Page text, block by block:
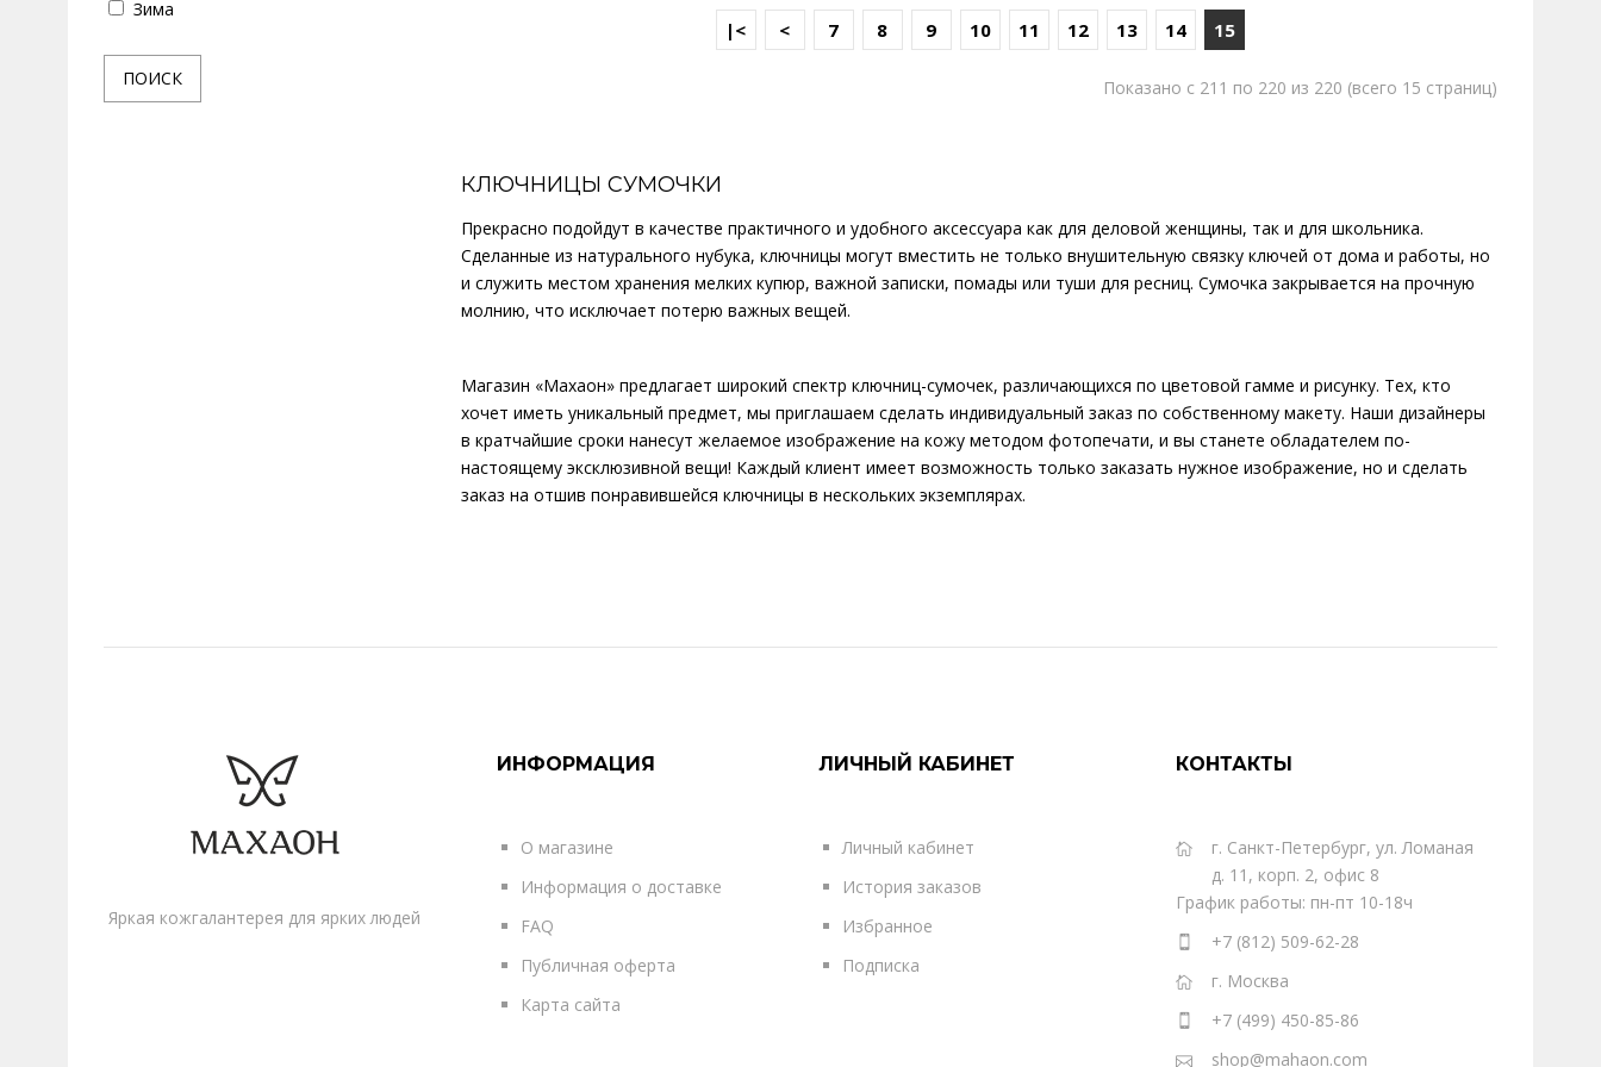
Серый
Черный
Желтый
Зима
ПОИСК
Художник Дмитрий Кустанович, живет и работает в Санкт-Петербурге. Является
1595р.
Основноенаправление - созд..
1595р.
|< < 7 8 9 10 11 12 13 14 15
Показано с 211 по 220 из 220 (всего 15 страниц)
КЛЮЧНИЦЫ СУМОЧКИ
Прекрасно подойдут в качестве практичного и удобного аксессуара как для деловой женщины, так и для школьника.
Сделанные из натурального нубука, ключницы могут вместить не только внушительную связку ключей от дома и работы, но
и служить местом хранения мелких купюр, важной записки, помады или туши для ресниц. Сумочка закрывается на прочную
молнию, что исключает потерю важных вещей.
Магазин «Махаон» предлагает широкий спектр ключниц-сумочек, различающихся по цветовой гамме и рисунку. Тех, кто
хочет иметь уникальный предмет, мы приглашаем сделать индивидуальный заказ по собственному макету. Наши дизайнеры
в кратчайшие сроки нанесут желаемое изображение на кожу методом фотопечати, и вы станете обладателем по-
настоящему эксклюзивной вещи! Каждый клиент имеет возможность только заказать нужное изображение, но и сделать
заказ на отшив понравившейся ключницы в нескольких экземплярах.
Яркая кожгалантерея для ярких людей
ИНФОРМАЦИЯ
О магазине
Информация о доставке
FAQ
Публичная оферта
Карта сайта
ЛИЧНЫЙ КАБИНЕТ
Личный кабинет
История заказов
Избранное
Подписка
КОНТАКТЫ
г. Санкт-Петербург, ул. Ломаная
д. 11, корп. 2, офис 8
График работы: пн-пт 10-18ч
+7 (812) 509-62-28
г. Москва
+7 (499) 450-85-86
shop@mahaon.com